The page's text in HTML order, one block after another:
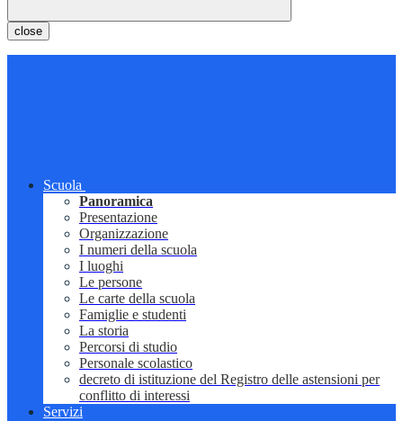
close
Scuola
Panoramica
Presentazione
Organizzazione
I numeri della scuola
I luoghi
Le persone
Le carte della scuola
Famiglie e studenti
La storia
Percorsi di studio
Personale scolastico
decreto di istituzione del Registro delle astensioni per
conflitto di interessi
Servizi